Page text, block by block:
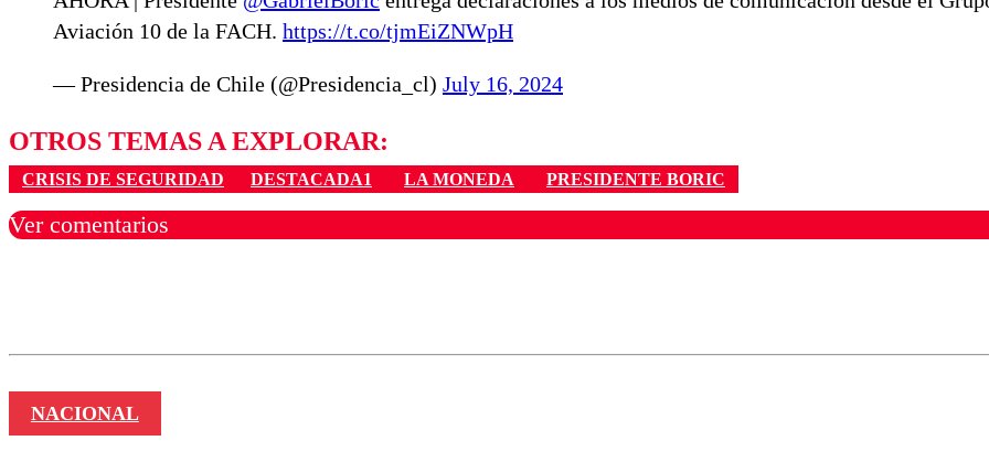
Aviación 10 de la FACH. https://t.co/tjmEiZNWpH
— Presidencia de Chile (@Presidencia_cl) July 16, 2024
OTROS TEMAS A EXPLORAR:
CRISIS DE SEGURIDAD DESTACADA1 LA MONEDA PRESIDENTE BORIC
Ver comentarios
NACIONAL